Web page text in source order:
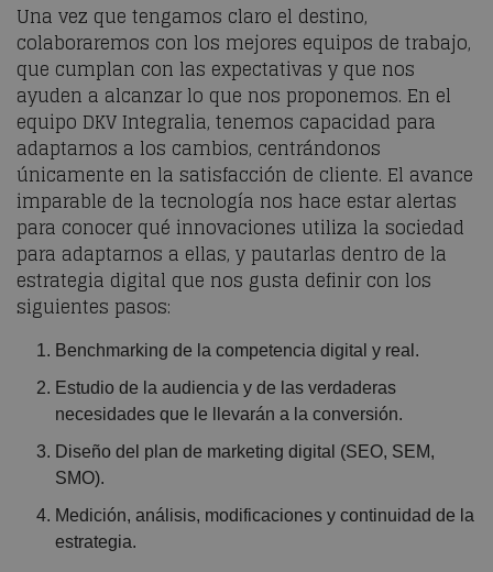
Una vez que tengamos claro el destino,
colaboraremos con los mejores equipos de trabajo,
que cumplan con las expectativas y que nos
ayuden a alcanzar lo que nos proponemos. En el
equipo DKV Integralia, tenemos capacidad para
adaptarnos a los cambios, centrándonos
únicamente en la satisfacción de cliente. El avance
imparable de la tecnología nos hace estar alertas
para conocer qué innovaciones utiliza la sociedad
para adaptarnos a ellas, y pautarlas dentro de la
estrategia digital que nos gusta definir con los
siguientes pasos:
Benchmarking de la competencia digital y real.
Estudio de la audiencia y de las verdaderas
necesidades que le llevarán a la conversión.
Diseño del plan de marketing digital (SEO, SEM,
SMO).
Medición, análisis, modificaciones y continuidad de la
estrategia.